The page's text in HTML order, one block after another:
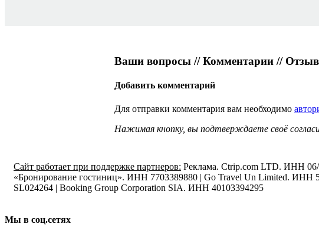
Ваши вопросы // Комментарии //
Добавить комментарий
Для отправки комментария вам необходимо
Нажимая кнопку, вы подтверждаете своё
Сайт работает при поддержке партнеров: Реклама. Ctrip.com LTD. ИНН
«Бронирование гостиниц». ИНН 7703389880 | Go Travel Un Limited.
SL024264 | Booking Group Corporation SIA. ИНН 40103394295
Мы в соц.сетях